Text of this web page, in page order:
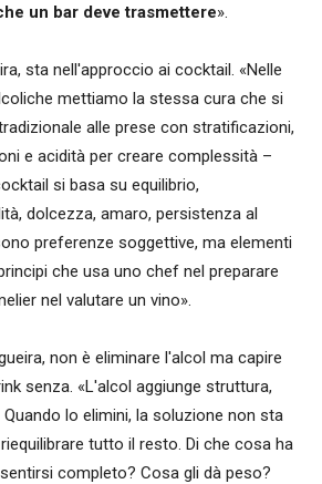
un bar deve trasmettere».
sta nell'approccio ai cocktail. «Nelle
mettiamo la stessa cura che si
alle prese con stratificazioni,
e acidità per creare complessità –
si basa su equilibrio,
dolcezza, amaro, persistenza al
preferenze soggettive, ma elementi
che usa uno chef nel preparare
nel valutare un vino».
non è eliminare l'alcol ma capire
senza. «L'alcol aggiunge struttura,
lo elimini, la soluzione non sta
tutto il resto. Di che cosa ha
completo? Cosa gli dà peso?